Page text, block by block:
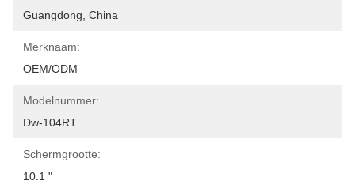
Guangdong, China
Merknaam:
OEM/ODM
Modelnummer:
Dw-104RT
Schermgrootte:
10.1 "